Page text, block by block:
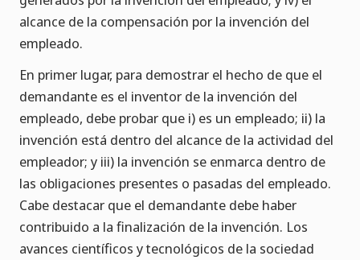
alcance de la compensación por la invención del
empleado.
En primer lugar, para demostrar el hecho de que el
demandante es el inventor de la invención del
empleado, debe probar que i) es un empleado; ii) la
invención está dentro del alcance de la actividad del
empleador; y iii) la invención se enmarca dentro de
las obligaciones presentes o pasadas del empleado.
Cabe destacar que el demandante debe haber
contribuido a la finalización de la invención. Los
avances científicos y tecnológicos de la sociedad